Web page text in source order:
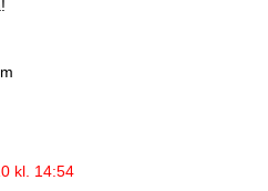
kl. 14:54